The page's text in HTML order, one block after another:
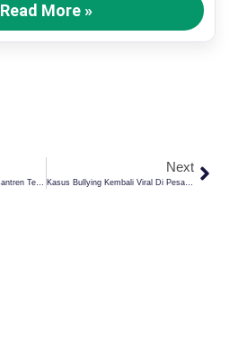
Read More »
Baru Sehari Mondok Di Pesantren Terkenal Cirebon, Zufar Pilih Pindah Ke Kampus Hijau
Next
Kasus Bullying Kembali Viral Di Pesantren! Mari Wujudkan Pendidikan Pesantren Yang Ramah Anak